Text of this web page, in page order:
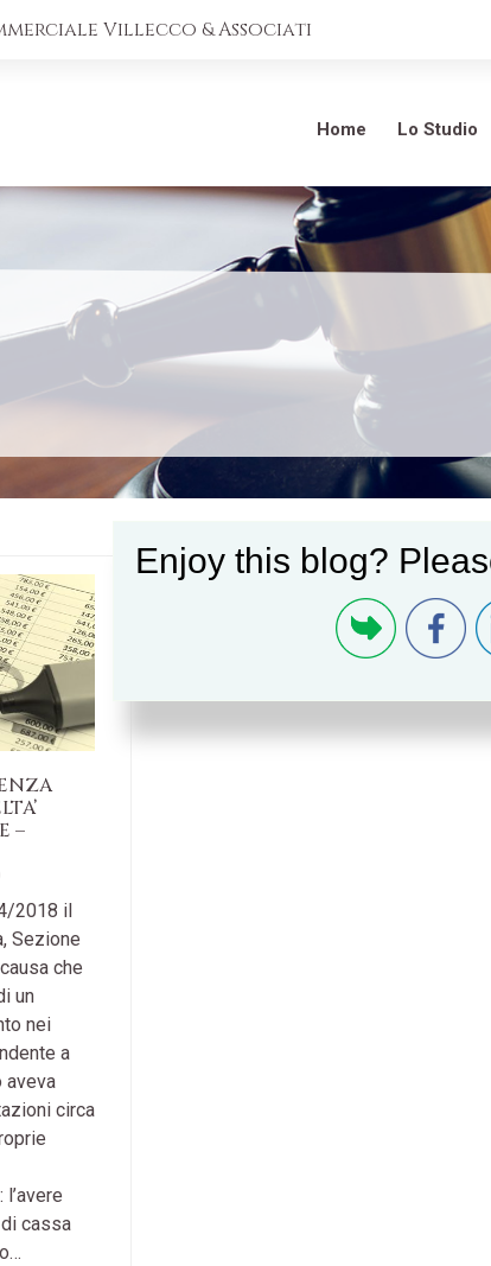
Villecco & Associati
Home Lo Studio
–
2018 il
Sezione
che
un
nei
a
aveva
circa
cassa
Enjoy this blog?